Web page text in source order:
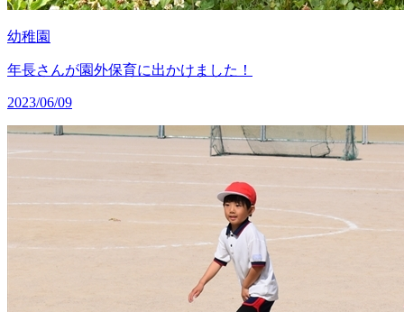
幼稚園
年長さんが園外保育に出かけました！
2023/06/09